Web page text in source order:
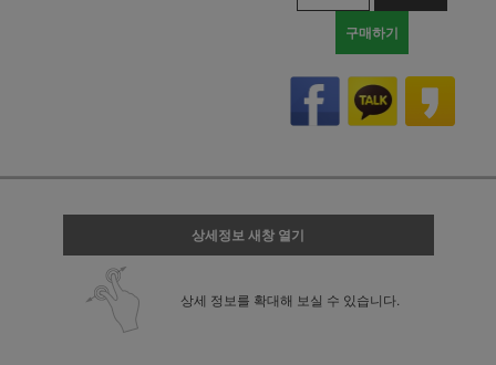
구매하기
상세정보 새창 열기
상세 정보를 확대해 보실 수 있습니다.